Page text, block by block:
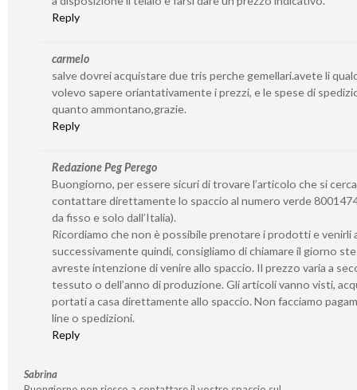
Reply
carmelo
salve dovrei acquistare due tris perche gemellari.avete li
volevo sapere oriantativamente i prezzi, e le spese di
quanto ammontano,grazie.
Reply
Redazione Peg Perego
Buongiorno, per essere sicuri di trovare l’articolo che si
contattare direttamente lo spaccio al numero verde
da fisso e solo dall’Italia).
Ricordiamo che non è possibile prenotare i prodotti e venirli
successivamente quindi, consigliamo di chiamare il giorno
avreste intenzione di venire allo spaccio. Il prezzo varia a
tessuto o dell’anno di produzione. Gli articoli vanno visti,
portati a casa direttamente allo spaccio. Non facciamo
line o spedizioni.
Reply
Sabrina